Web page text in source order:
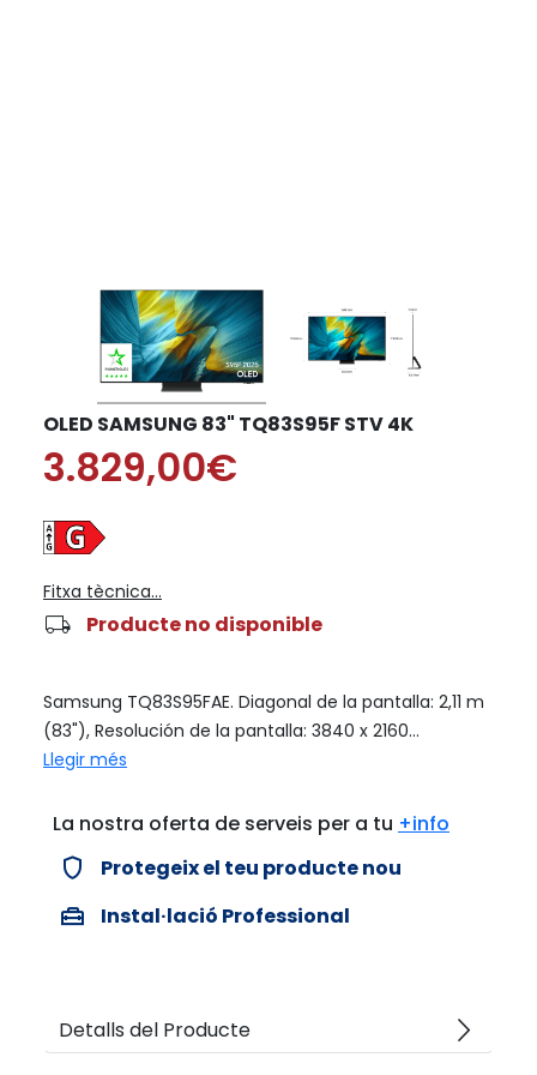
OLED SAMSUNG 83" TQ83S95F STV 4K
3.829,00€
Fitxa tècnica...
local_shipping Producte no disponible
Samsung TQ83S95FAE. Diagonal de la pantalla: 2,11 m
(83"), Resolución de la pantalla: 3840 x 2160...
Llegir més
La nostra oferta de serveis per a tu +info
verified_user Protegeix el teu producte nou
home_repair_service Instal·lació Professional
Detalls del Producte arrow_forward_ios